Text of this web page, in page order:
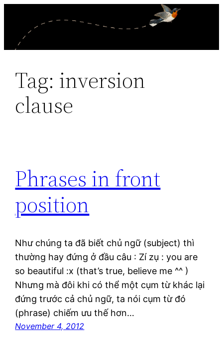
content
Tag: inversion
clause
Phrases in front
position
Như chúng ta đã biết chủ ngữ (subject) thì
thường hay đứng ở đầu câu : Zí zụ : you are
so beautiful :x (that’s true, believe me ^^ )
Nhưng mà đôi khi có thể một cụm từ khác lại
đứng trước cả chủ ngữ, ta nói cụm từ đó
(phrase) chiếm ưu thế hơn…
November 4, 2012